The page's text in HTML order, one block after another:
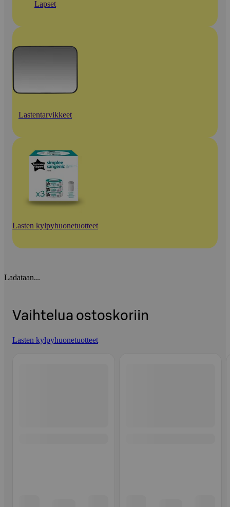
Lapset
Lastentarvikkeet
Lasten kylpyhuonetuotteet
Ladataan...
Vaihtelua ostoskoriin
Lasten kylpyhuonetuotteet